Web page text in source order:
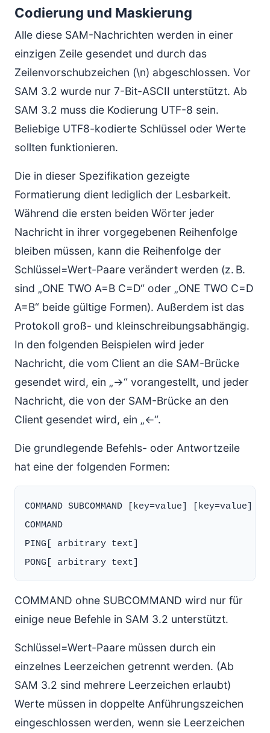
Codierung und Maskierung
Alle diese SAM-Nachrichten werden in einer
einzigen Zeile gesendet und durch das
Zeilenvorschubzeichen (\n) abgeschlossen. Vor
SAM 3.2 wurde nur 7-Bit-ASCII unterstützt. Ab
SAM 3.2 muss die Kodierung UTF-8 sein.
Beliebige UTF8-kodierte Schlüssel oder Werte
sollten funktionieren.
Die in dieser Spezifikation gezeigte
Formatierung dient lediglich der Lesbarkeit.
Während die ersten beiden Wörter jeder
Nachricht in ihrer vorgegebenen Reihenfolge
bleiben müssen, kann die Reihenfolge der
Schlüssel=Wert-Paare verändert werden (z. B.
sind „ONE TWO A=B C=D“ oder „ONE TWO C=D
A=B“ beide gültige Formen). Außerdem ist das
Protokoll groß- und kleinschreibungsabhängig.
In den folgenden Beispielen wird jeder
Nachricht, die vom Client an die SAM-Brücke
gesendet wird, ein „->“ vorangestellt, und jeder
Nachricht, die von der SAM-Brücke an den
Client gesendet wird, ein „<-“.
Die grundlegende Befehls- oder Antwortzeile
hat eine der folgenden Formen:
COMMAND SUBCOMMAND [key=value] [key=value]
COMMAND
PING[ arbitrary text]
COMMAND ohne SUBCOMMAND wird nur für
einige neue Befehle in SAM 3.2 unterstützt.
Schlüssel=Wert-Paare müssen durch ein
einzelnes Leerzeichen getrennt werden. (Ab
SAM 3.2 sind mehrere Leerzeichen erlaubt)
Werte müssen in doppelte Anführungszeichen
eingeschlossen werden, wenn sie Leerzeichen